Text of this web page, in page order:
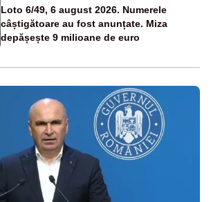
Loto 6/49, 6 august 2026. Numerele
câștigătoare au fost anunțate. Miza
depășește 9 milioane de euro